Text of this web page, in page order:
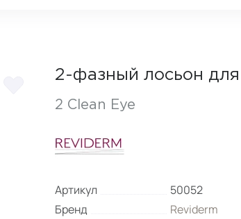
2-фазный лосьон для
2 Clean Eye
Артикул
50052
Бренд
Reviderm